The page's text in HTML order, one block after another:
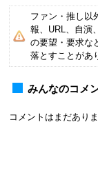
ファン・推し以
報、URL、自演
の要望・要求な
落とすことがあ
みんなのコメ
コメントはまだあり